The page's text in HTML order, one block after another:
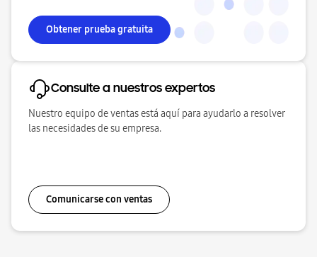
Obtener prueba gratuita
Consulte a nuestros expertos
Nuestro equipo de ventas está aquí para ayudarlo a resolver
las necesidades de su empresa.
Comunicarse con ventas